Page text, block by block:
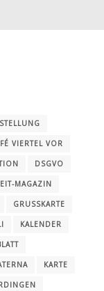
VIERTEL VOR
DSGVO
MAGAZIN
GRUSSKARTE
KALENDER
KARTE